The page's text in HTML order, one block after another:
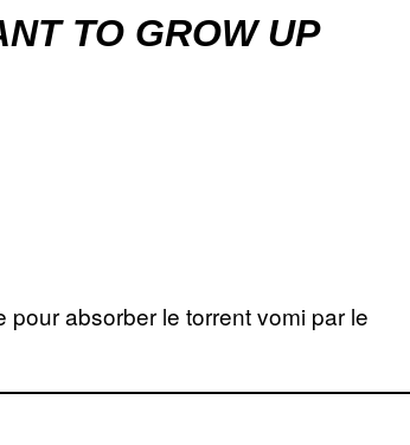
TO GROW UP
absorber le torrent vomi par le